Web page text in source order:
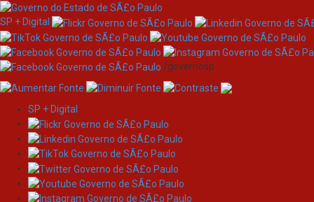
Skip
navigation
SP + Digital
/governosp
SP + Digital
Search